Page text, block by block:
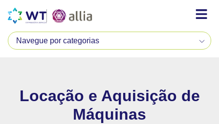
Locação e Aquisição de
Máquinas